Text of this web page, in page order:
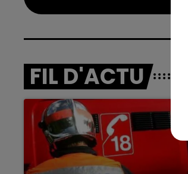
FIL D'ACTU